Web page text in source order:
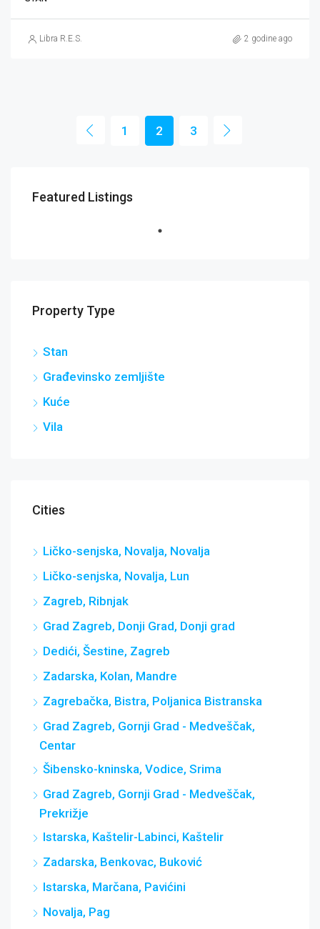
Libra R.E.S. 2 godine ago
1 2 3
Featured Listings
Property Type
Stan
Građevinsko zemljište
Kuće
Vila
Cities
Ličko-senjska, Novalja, Novalja
Ličko-senjska, Novalja, Lun
Zagreb, Ribnjak
Grad Zagreb, Donji Grad, Donji grad
Dedići, Šestine, Zagreb
Zadarska, Kolan, Mandre
Zagrebačka, Bistra, Poljanica Bistranska
Grad Zagreb, Gornji Grad - Medveščak,
Centar
Šibensko-kninska, Vodice, Srima
Grad Zagreb, Gornji Grad - Medveščak,
Prekrižje
Istarska, Kaštelir-Labinci, Kaštelir
Zadarska, Benkovac, Buković
Istarska, Marčana, Pavićini
Novalja, Pag